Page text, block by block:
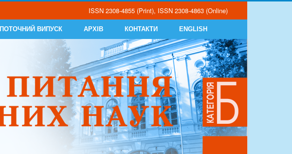
ISSN 2308-4855 (Print), ISSN 2308-4863 (Online)
ПОТОЧНИЙ ВИПУСК АРХІВ КОНТАКТИ ENGLISH